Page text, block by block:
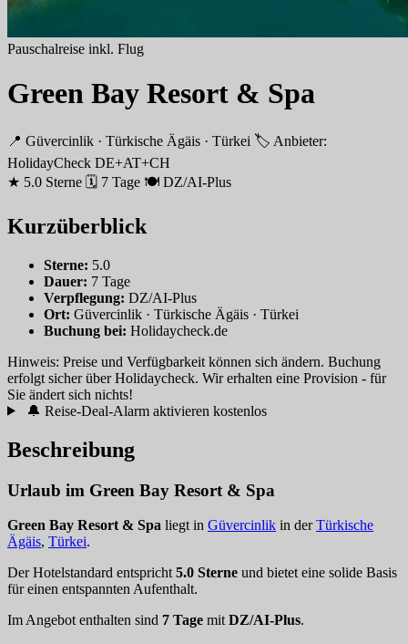
Pauschalreise inkl. Flug
Green Bay Resort & Spa
📍 Güvercinlik · Türkische Ägäis · Türkei 🏷 Anbieter:
HolidayCheck DE+AT+CH
★ 5.0 Sterne 🗓 7 Tage 🍽 DZ/AI-Plus
Kurzüberblick
Sterne: 5.0
Dauer: 7 Tage
Verpflegung: DZ/AI-Plus
Ort: Güvercinlik · Türkische Ägäis · Türkei
Buchung bei: Holidaycheck.de
Hinweis: Preise und Verfügbarkeit können sich ändern. Buchung
erfolgt sicher über Holidaycheck. Wir erhalten eine Provision - für
Sie ändert sich nichts!
🔔 Reise-Deal-Alarm aktivieren kostenlos
Beschreibung
Urlaub im Green Bay Resort & Spa
Green Bay Resort & Spa liegt in Güvercinlik in derTürkische
Ägäis, Türkei.
Der Hotelstandard entspricht 5.0 Sterne und bietet eine solide Basis
für einen entspannten Aufenthalt.
Im Angebot enthalten sind 7 Tage mit DZ/AI-Plus.